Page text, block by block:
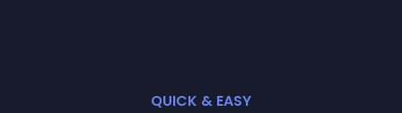
QUICK & EASY